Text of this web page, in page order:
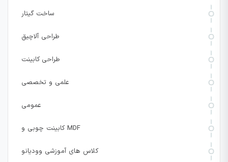
ساخت گیتار
طراحی آلاچیق
طراحی کابینت
علمی و تخصصی
عمومی
کابینت چوبی و MDF
کلاس های آموزشی وودیانو